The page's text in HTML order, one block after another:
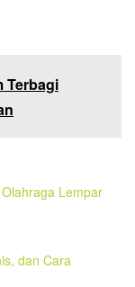
Terbagi
Lempar
dan Cara